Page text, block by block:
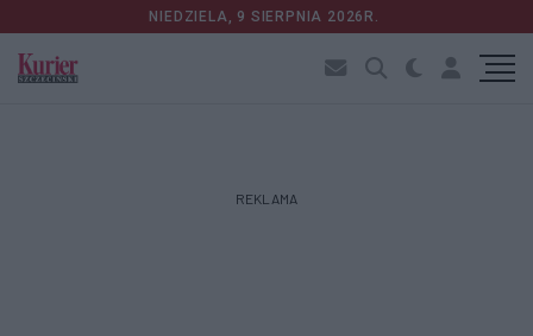
NIEDZIELA, 9 SIERPNIA 2026R.
REKLAMA